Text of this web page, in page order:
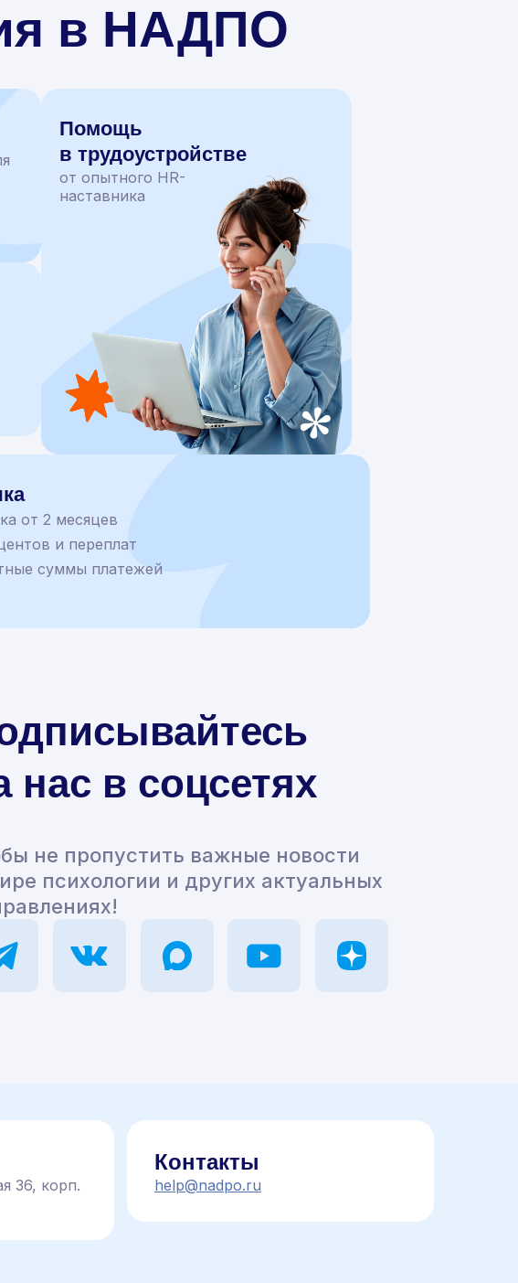
Помощь
в трудоустройстве
от опытного HR-
наставника
от 2 месяцев
и переплат
суммы платежей
в НАДПО
нас в соцсетях
не пропустить важные новости
психологии и других актуальных
Контакты
help@nadpo.ru
36, корп.